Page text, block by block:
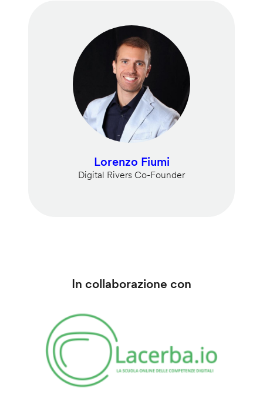
Lorenzo Fiumi
Digital Rivers Co-Founder
In collaborazione con